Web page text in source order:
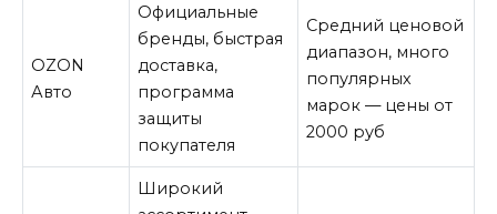
OZON
Авто
Официальные
бренды, быстрая
доставка,
программа
защиты
покупателя
Средний ценовой
диапазон, много
популярных
марок — цены от
2000 руб
Широкий